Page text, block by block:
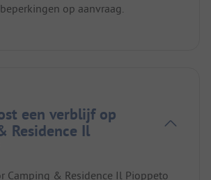
op aanvraag.
een verblijf op
Residence Il
Camping & Residence Il Pioppeto